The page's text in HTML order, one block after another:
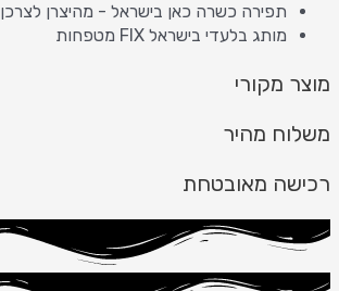
תפירה כשרה כאן בישראל - מהיצרן לצרכן
מותג בלעדי בישראל FIX מטפחות
מוצר מקורי
משלוח מהיר
רכישה מאובטחת